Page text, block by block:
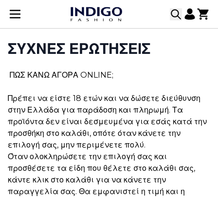
Μετάβαση στο περιεχόμενο
ΣΥΧΝΕΣ ΕΡΩΤΗΣΕΙΣ
ΠΩΣ ΚΑΝΩ ΑΓΟΡΑ ONLINE;
Πρέπει να είστε 18 ετών και να δώσετε διεύθυνση
στην Ελλάδα για παράδοση και πληρωμή. Τα
προϊόντα δεν είναι δεσμευμένα για εσάς κατά την
προσθήκη στο καλάθι, οπότε όταν κάνετε την
επιλογή σας, μην περιμένετε πολύ.
Όταν ολοκληρώσετε την επιλογή σας και
προσθέσετε τα είδη που θέλετε στο καλάθι σας,
κάντε κλικ στο καλάθι για να κάνετε την
παραγγελία σας. Θα εμφανιστεί η τιμή και η